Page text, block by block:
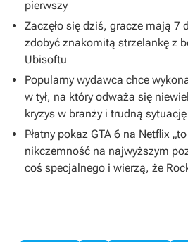
pierwszy
Zaczęło się dziś, gracze mają 7
zdobyć znakomitą strzelankę z
Ubisoftu
Popularny wydawca chce
w tył, na który odważa się
kryzys w branży i trudną
Płatny pokaz GTA 6 na Netflix
nikczemność na najwyższym
coś specjalnego i wierzą, że